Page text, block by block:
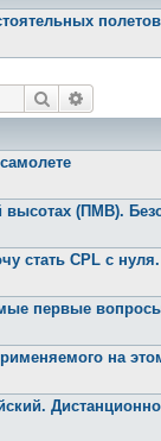
полетов
Поиск
(ПМВ).
стать CPL c нуля.
первые
на